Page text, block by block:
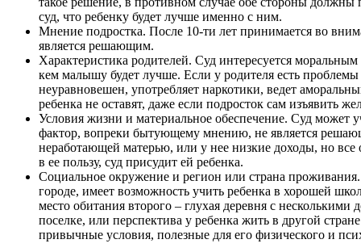
суд, что ребенку будет лучше именно с ним.
Мнение подростка. После 10-ти лет принимается во
является решающим.
Характеристика родителей. Суд интересуется
кем малышу будет лучше. Если у родителя есть
неуравновешен, употребляет наркотики, ведет
ребенка не оставят, даже если подросток сам изъявить
Условия жизни и материальное обеспечение. Суд может
фактор, вопреки бытующему мнению, не является
неработающей матерью, или у нее низкие доходы, но все
в ее пользу, суд присудит ей ребенка.
Социальное окружение и регион или страна
городе, имеет возможность учить ребенка в хорошей
место обитания второго – глухая деревня с
поселке, или перспектива у ребенка жить в другой
привычные условия, полезные для его физического и